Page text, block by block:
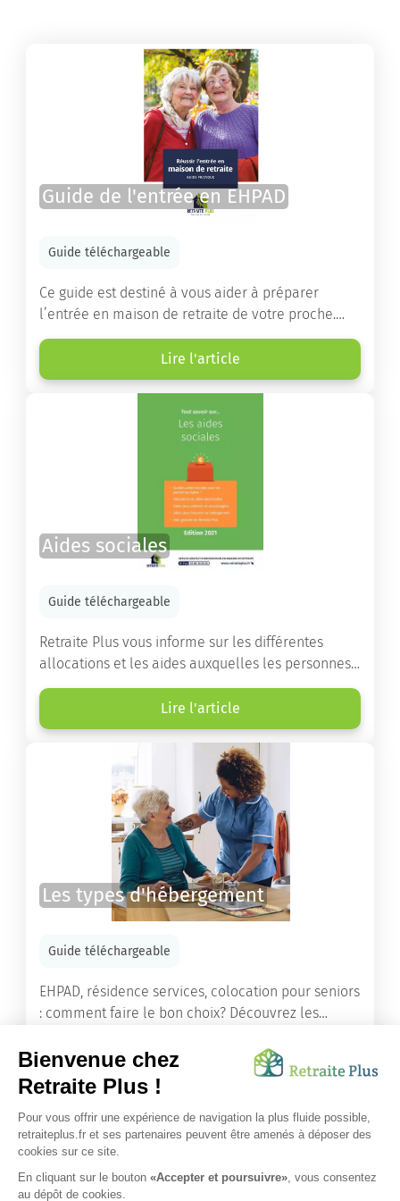
Guide de l'entrée en EHPAD
Guide téléchargeable
Ce guide est destiné à vous aider à préparer
l’entrée en maison de retraite de votre proche.
Vous y trouverez un panorama des différents types
d’établissements ainsi que des conseils pratiques
destinés à orienter les familles et à leur faciliter
Lire l'article
Aides sociales
Guide téléchargeable
Retraite Plus vous informe sur les différentes
allocations et les aides auxquelles les personnes
âgées ont droit pour financer un séjour en maison
de retraite ou un maintien à domicile.
Lire l'article
Les types d'hébergement
Guide téléchargeable
EHPAD, résidence services, colocation pour seniors
: comment faire le bon choix? Découvrez les
ainés.
Lire l'article
Vous avez besoin d’une aide de nos équipes ?
Obtenir les tarifs & disponibilités